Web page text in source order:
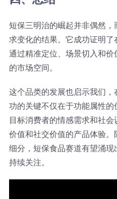
短保三明治的崛起并非偶然
求变化的结果。它成功证明了
通过精准定位、场景切入和
的市场空间。
这个品类的发展也启示我们
功的关键不仅在于功能属性
目标消费者的情感需求和社
价值和社交价值的产品体验
细分，短保食品赛道有望涌
持续关注。